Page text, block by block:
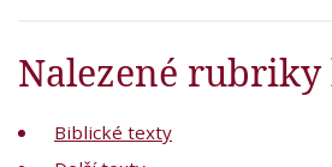
Nalezené
Biblické texty